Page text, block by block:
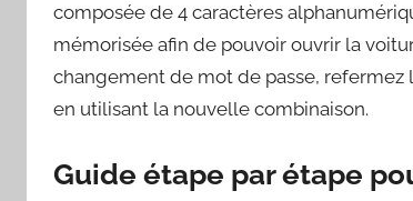
composée de 4 caractères
mémorisée afin de pouvoir ouvrir la
changement de mot de passe, refermez
en utilisant la nouvelle combinaison.
Guide étape par étape